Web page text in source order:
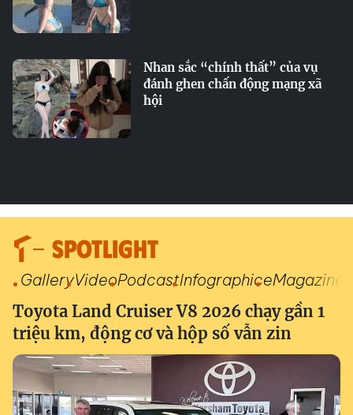
Nhan sắc “chính thất” của vụ
đánh ghen chấn động mạng xã
hội
SPOTLIGHT
GalleryVideoPodcastInfographiceMagazine
Toyota Land Cruiser V8 2026 chạy gần 1
triệu km, động cơ và hộp số vẫn zin